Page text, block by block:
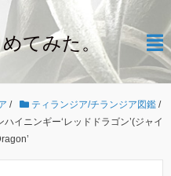
てみた。
/ ティランジア/チランジア図鑑 /
イニンギー‘レッドドラゴン’(ジャイ